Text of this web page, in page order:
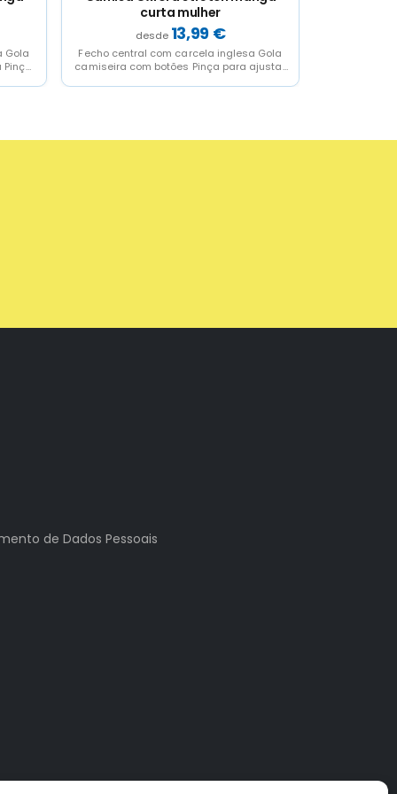
Gola
Pinça
curta mulher
13,99 €
Fecho central com carcela inglesa Gola
camiseira com botões Pinça para ajustar
de Dados Pessoais